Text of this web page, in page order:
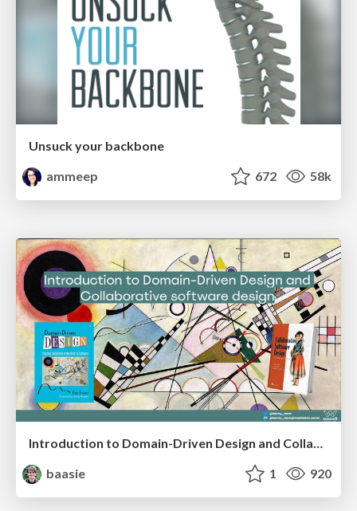
Unsuck your backbone
ammeep
672 58k
baasie
1 920